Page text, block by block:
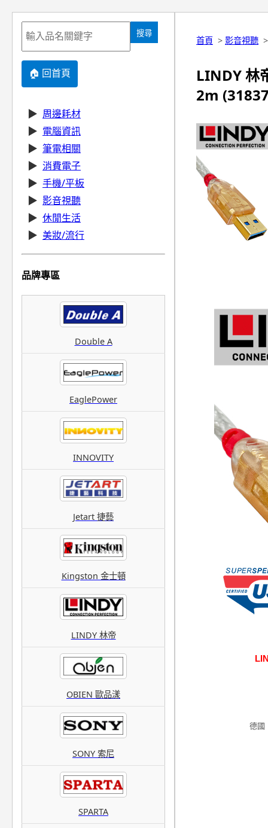
搜尋
🏠 回首頁
▶ 周邊耗材
▶ 電腦資訊
▶ 筆電相關
▶ 消費電子
▶ 手機/平板
▶ 影音視聽
▶ 休閒生活
▶ 美妝/流行
品牌專區
Double A
EaglePower
INNOVITY
Jetart 捷藝
Kingston 金士頓
LINDY 林帝
OBIEN 歐品漾
SONY 索尼
SPARTA
首頁 > 影音視聽
LINDY 林
2m
德國